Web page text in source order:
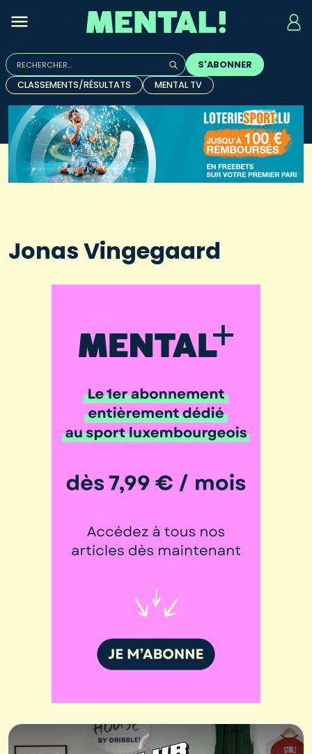
Rechercher :
Quand les résultats de l'auto-complétion sont
S'ABONNER
CLASSEMENTS/RÉSULTATS
MENTAL TV
Jonas Vingegaard